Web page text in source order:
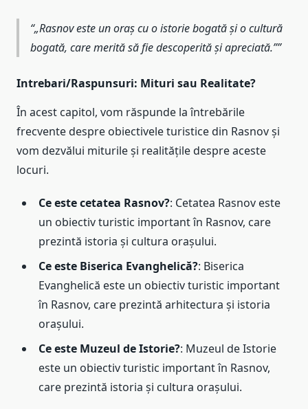
„Rasnov este un oraș cu o istorie bogată și o cultură
bogată, care merită să fie descoperită și apreciată.”
Intrebari/Raspunsuri: Mituri sau Realitate?
În acest capitol, vom răspunde la întrebările
frecvente despre obiectivele turistice din Rasnov și
vom dezvălui miturile și realitățile despre aceste
locuri.
Ce este cetatea Rasnov?: Cetatea Rasnov este
un obiectiv turistic important în Rasnov, care
prezintă istoria și cultura orașului.
Ce este Biserica Evanghelică?: Biserica
Evanghelică este un obiectiv turistic important
în Rasnov, care prezintă arhitectura și istoria
orașului.
Ce este Muzeul de Istorie?: Muzeul de Istorie
este un obiectiv turistic important în Rasnov,
care prezintă istoria și cultura orașului.